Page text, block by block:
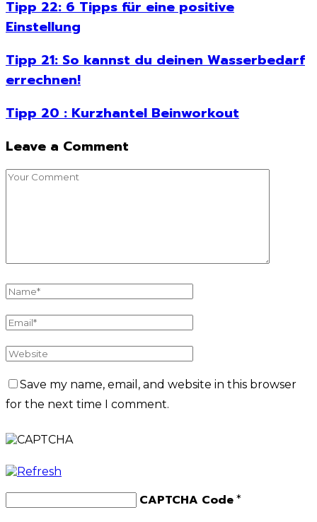
Tipp 22: 6 Tipps für eine positive
Einstellung
Tipp 21: So kannst du deinen Wasserbedarf
errechnen!
Tipp 20 : Kurzhantel Beinworkout
Leave a Comment
Save my name, email, and website in this browser
for the next time I comment.
CAPTCHA Code *